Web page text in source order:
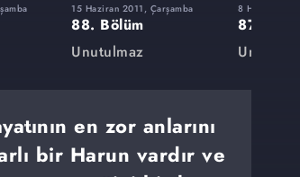
15 Haziran 2011, Çarşamba
88. Bölüm
Unutulmaz
8 Haziran
87. Bölüm
Unutulmaz
en zor anlarını
bir Harun vardır ve